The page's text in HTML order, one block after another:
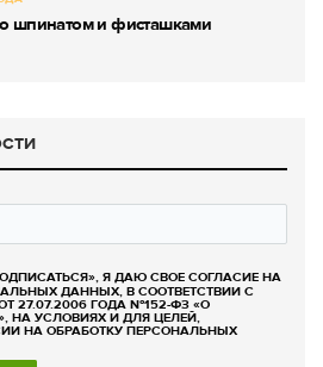
шпинатом и фисташками
Я ДАЮ СВОЕ СОГЛАСИЕ НА
ДАННЫХ, В СООТВЕТСТВИИ С
27.07.2006 ГОДА №152-ФЗ «О
НА УСЛОВИЯХ И ДЛЯ ЦЕЛЕЙ,
НА ОБРАБОТКУ ПЕРСОНАЛЬНЫХ